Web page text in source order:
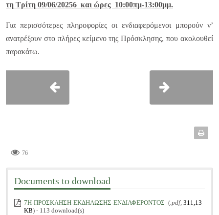
τη Τρίτη 09/06/20256 και ώρες 10:00πμ-13:00μμ.
Για περισσότερες πληροφορίες οι ενδιαφερόμενοι μπορούν ν’
ανατρέξουν στο πλήρες κείμενο της Πρόσκλησης, που ακολουθεί
παρακάτω.
76
Documents to download
7Η-ΠΡΟΣΚΛΗΣΗ-ΕΚΔΗΛΩΣΗΣ-ΕΝΔΙΑΦΕΡΟΝΤΟΣ ( .pdf, 311,13
KB) - 113 download(s)